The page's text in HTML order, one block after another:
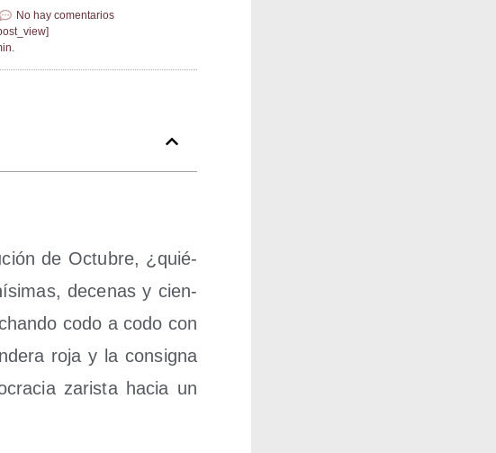
No hay comentarios
de Octu­bre, ¿quié­
dece­nas y cien­
codo a codo con
roja y la con­sig­na
zaris­ta hacia un